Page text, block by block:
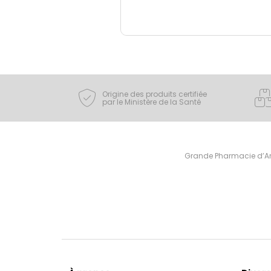
Origine des produits certifiée
par le Ministère de la Santé
Grande Pharmacie